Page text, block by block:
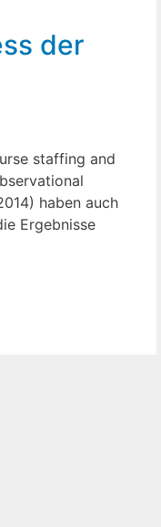
der
staffing and
haben auch
Ergebnisse